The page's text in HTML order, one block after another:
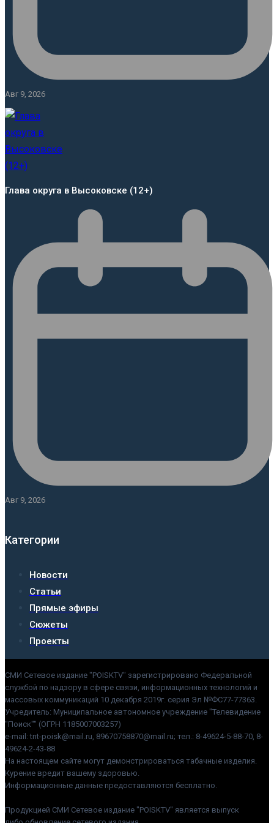
Авг 9, 2026
Глава округа в Высоковске (12+)
Авг 9, 2026
Категории
Новости
Статьи
Прямые эфиры
Сюжеты
Проекты
СМИ Сетевое издание "POISKTV" зарегистрировано Федеральной
службой по надзору в сфере связи, информационных технологий и
массовых коммуникаций 10 декабря 2019г. серия Эл №ФС77-77363.
Учредитель: Муниципальное автономное учреждение "Телевидение
"Поиск"" (ОГРН 1185007003257)
e-mail: tnt-poisk@mail.ru, 89670758870@mail.ru; тел.: 8-49624-5-88-70, 8-
49624-2-43-88
На настоящем сайте могут демонстрироваться табачные изделия.
Курение вредит вашему здоровью.
Информационные данные предоставляются бесплатно.
Продукцией СМИ Сетевое издание "POISKTV" является выпуск